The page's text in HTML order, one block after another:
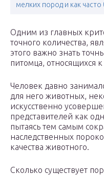
мелких пород и как
Одним из главных
точного количества,
этого важно знать
питомца, относящихся
Человек давно
для него животных,
искусственно
представителей как
пытаясь тем самым
наследственных
качества животного.
Сколько существует